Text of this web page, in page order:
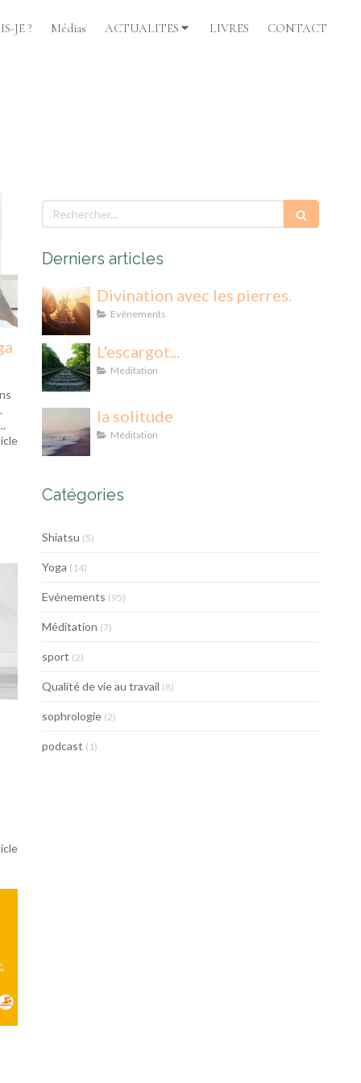
JE ? Médias ACTUALITES LIVRES CONTACT
Derniers articles
Divination avec les pierres.
Evénements
L'escargot...
Méditation
la solitude
Méditation
Catégories
Shiatsu (5)
Yoga (14)
Evénements (95)
Méditation (7)
sport (2)
Qualité de vie au travail (8)
sophrologie (2)
podcast (1)